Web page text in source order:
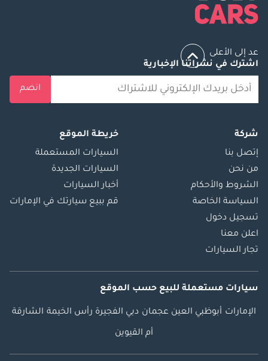
عد إلى الأعلى
اشترك في نشراتنا الإخبارية
انضم
شركة
إتصل بنا
من نحن
الشروط والأحكام
السياسة الخاصة
تسجيل دخول
اعلن معنا
تجار السيارات
خريطة الموقع
السيارات المستعملة
السيارات الجديدة
أخبار السيارات
قم ببيع سيارتك في الإمارات
سيارات مستعملة للبيع حسب الموقع
الإمارات أبوظبي العين عجمان دبي الفجيرة رأس الخيمة الشارقة
أم القيوين